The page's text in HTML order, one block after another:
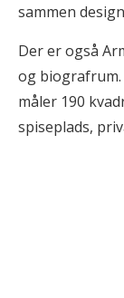
sammen
Der er også
og
måler 190
spiseplads,